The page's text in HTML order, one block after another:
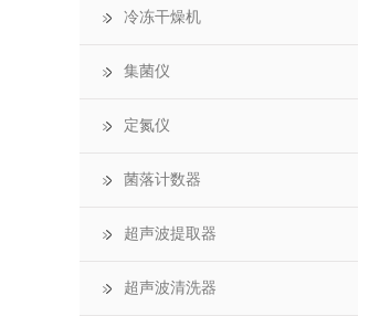
冷冻干燥机
集菌仪
定氮仪
菌落计数器
超声波提取器
超声波清洗器